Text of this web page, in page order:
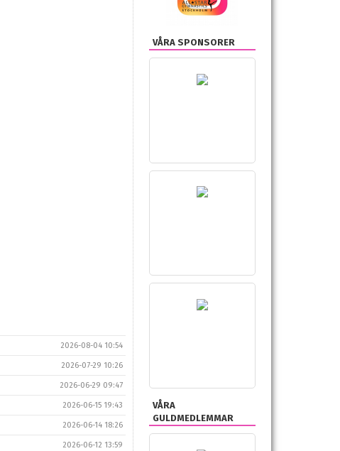
2026-08-04 10:54
2026-07-29 10:26
2026-06-29 09:47
2026-06-15 19:43
2026-06-14 18:26
2026-06-12 13:59
VÅRA SPONSORER
VÅRA
GULDMEDLEMMAR